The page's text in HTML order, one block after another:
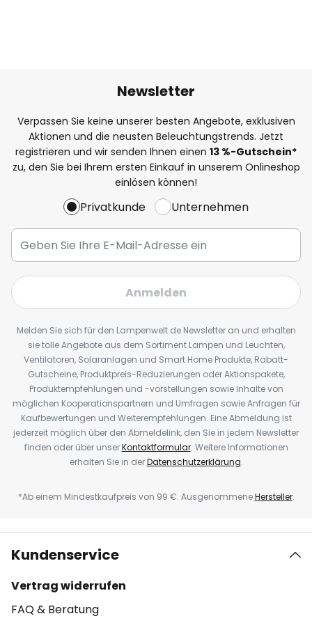
Newsletter
Verpassen Sie keine unserer besten Angebote, exklusiven
Aktionen und die neusten Beleuchtungstrends. Jetzt
registrieren und wir senden Ihnen einen 13 %-Gutschein*
zu, den Sie bei Ihrem ersten Einkauf in unserem Onlineshop
einlösen können!
Privatkunde Unternehmen
Anmelden
Melden Sie sich für den Lampenwelt.de Newsletter an und erhalten
sie tolle Angebote aus dem Sortiment Lampen und Leuchten,
Ventilatoren, Solaranlagen und Smart Home Produkte, Rabatt-
Gutscheine, Produktpreis-Reduzierungen oder Aktionspakete,
Produktempfehlungen und -vorstellungen sowie Inhalte von
möglichen Kooperationspartnern und Umfragen sowie Anfragen für
Kaufbewertungen und Weiterempfehlungen. Eine Abmeldung ist
jederzeit möglich über den Abmeldelink, den Sie in jedem Newsletter
finden oder über unserKontaktformular. Weitere Informationen
erhalten Sie in derDatenschutzerklärung.
*Ab einem Mindestkaufpreis von 99 €. AusgenommeneHersteller.
Kundenservice
Vertrag widerrufen
FAQ & Beratung